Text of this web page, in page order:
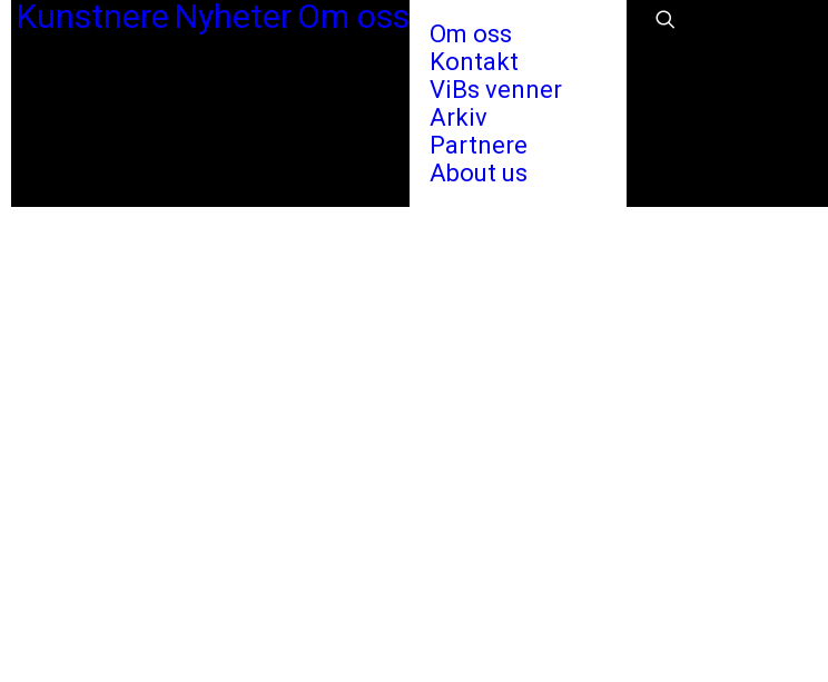
Kunstnere Nyheter Om oss
Om oss
Kontakt
ViBs venner
Arkiv
Partnere
About us